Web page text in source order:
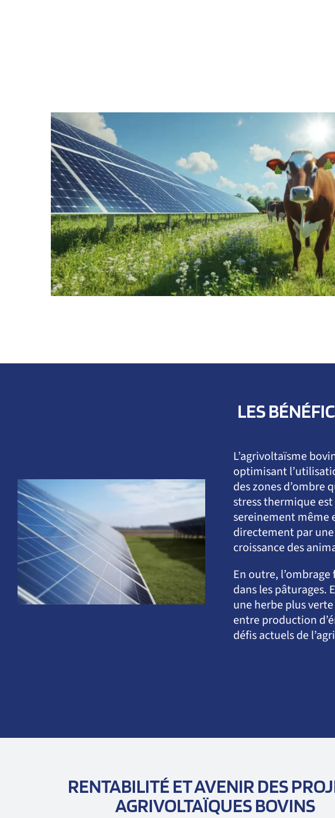
LES
L’agrivoltaïsme
optimisant
des zones d’ombre
stress thermique
sereinement même
directement par
croissance des
En outre,
dans les pâturages.
une herbe plus
entre production
défis actuels de
RENTABILITÉ ET AVENIR DES
AGRIVOLTAÏQUES BOVINS